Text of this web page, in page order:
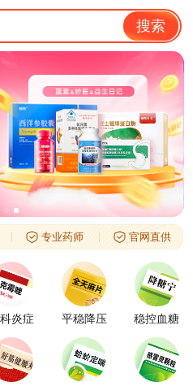
搜索
专业药师 官网直供
炎症 平稳降压 稳控血糖